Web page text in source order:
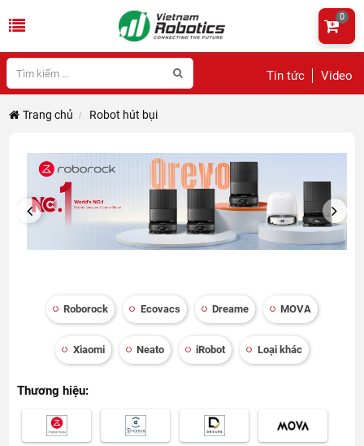
Tin tức Video
0
Trang chủ Robot hút bụi
PREVIOUS NEXT
Roborock Ecovacs Dreame MOVA
Xiaomi Neato iRobot Loại khác
Thương hiệu: